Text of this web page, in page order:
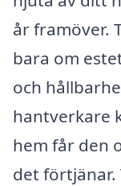
år framöver.
bara om
och
hantverkare
hem får den
det förtjänar.